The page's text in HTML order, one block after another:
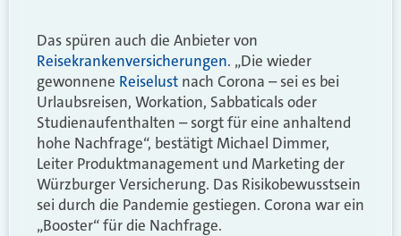
Das spüren auch die Anbieter von
Reisekrankenversicherungen. „Die wieder
gewonnene Reiselust nach Corona – sei es bei
Urlaubsreisen, Workation, Sabbaticals oder
Studienaufenthalten – sorgt für eine anhaltend
hohe Nachfrage“, bestätigt ­Michael Dimmer,
Leiter Produktmanagement und Marketing der
Würzburger Versicherung. Das Risikobewusstsein
sei durch die Pandemie gestiegen. Corona war ein
„Booster“ für die Nachfrage.